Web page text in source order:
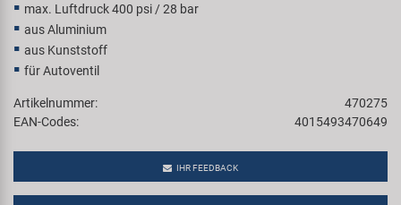
max. Luftdruck 400 psi / 28 bar
aus Aluminium
aus Kunststoff
für Autoventil
Artikelnummer:
470275
EAN-Codes:
4015493470649
IHR FEEDBACK